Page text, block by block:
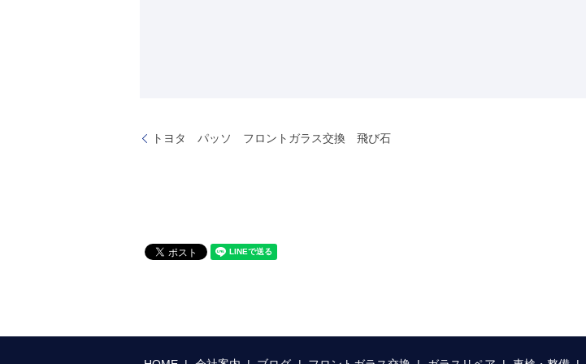
トヨタ パッソ フロントガラス交換 飛び石